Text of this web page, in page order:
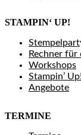
STAMPIN‘ UP!
Rechner
Workshops
Stampin’
Angebote
TERMINE